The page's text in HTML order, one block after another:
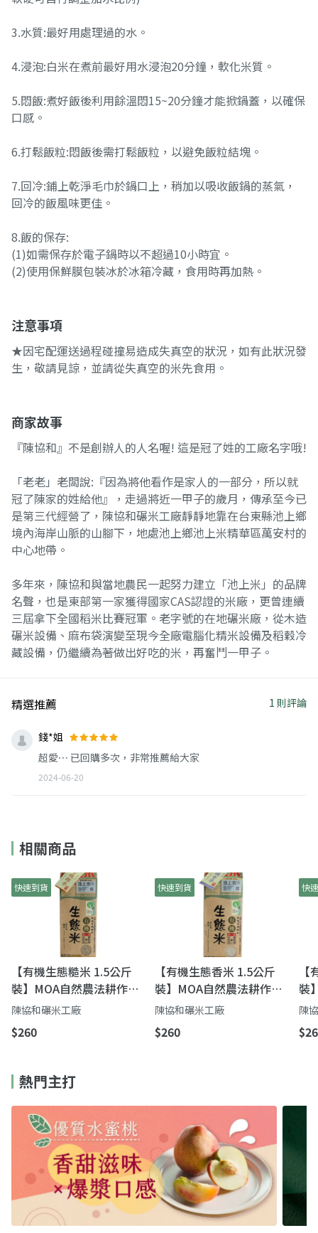
3.水質:最好用處理過的水。
4.浸泡:白米在煮前最好用水浸泡20分鐘，軟化米質。
5.悶飯:煮好飯後利用餘溫悶15~20分鐘才能掀鍋蓋，以確保
口感。
6.打鬆飯粒:悶飯後需打鬆飯粒，以避免飯粒結塊。
7.回冷:鋪上乾淨毛巾於鍋口上，稍加以吸收飯鍋的蒸氣，
回冷的飯風味更佳。
8.飯的保存:
(1)如需保存於電子鍋時以不超過10小時宜。
(2)使用保鮮膜包裝冰於冰箱冷藏，食用時再加熱。
注意事項
★因宅配運送過程碰撞易造成失真空的狀況，如有此狀況發
生，敬請見諒，並請從失真空的米先食用。
商家故事
『陳協和』不是創辦人的人名喔! 這是冠了姓的工廠名字哦!
「老老」老闆說:『因為將他看作是家人的一部分，所以就
冠了陳家的姓給他』，走過將近一甲子的歲月，傳承至今已
是第三代經營了，陳協和碾米工廠靜靜地靠在台東縣池上鄉
境內海岸山脈的山腳下，地處池上鄉池上米精華區萬安村的
中心地帶。
多年來，陳協和與當地農民一起努力建立「池上米」的品牌
名聲，也是東部第一家獲得國家CAS認證的米廠，更曾連續
三屆拿下全國稻米比賽冠軍。老字號的在地碾米廠，從木造
碾米設備、麻布袋演變至現今全廠電腦化精米設備及稻穀冷
藏設備，仍繼續為著做出好吃的米，再奮鬥一甲子。
精選推薦 1 則評論
錢*姐
超愛⋯ 已回購多次，非常推薦給大家
2024-06-20
相關商品
快速到貨
【有機生態糙米 1.5公斤
裝】MOA自然農法耕作｜
池上有機米
陳協和碾米工廠
$260
快速到貨
【有機生態香米 1.5公斤
裝】MOA自然農法耕作｜
池上有機米
陳協和碾米工廠
$260
快
裝
池
陳
熱門主打